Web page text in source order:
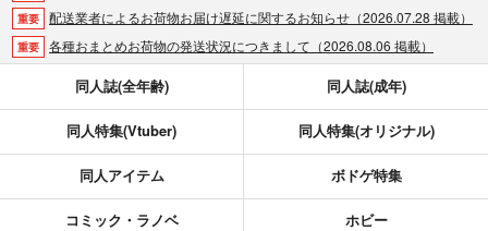
重要 配送業者によるお荷物お届け遅延に関するお知らせ（2026.07.28 掲載）
重要 各種おまとめお荷物の発送状況につきまして（2026.08.06 掲載）
おまとめサイクル「定期便(月2)」一般会員様の利用再開のお知らせ（2026.02.05 掲載）
重要 「とらのあな×駿河屋日本橋乙女同人誌館」通販店頭受取サービス開始のお知らせ（2026.01.05 更新｜2025.12.30 掲載）
【2025/12/1より】「通販ポイント⇒とらコイン変換キャンペーン」終了のお知らせ（2025.11.21 掲載）
個人情報保護方針の改定について（2025.09.19 更新｜2025.08.01 掲載）
同人誌(全年齢) 同人誌(成年)
同人特集(Vtuber) 同人特集(オリジナル)
同人アイテム ボドゲ特集
コミック・ラノベ ホビー